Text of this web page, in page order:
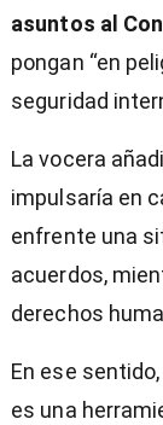
asuntos al
pongan “en
seguridad
La vocera
impulsaría en
enfrente una
acuerdos,
derechos
En ese
es una